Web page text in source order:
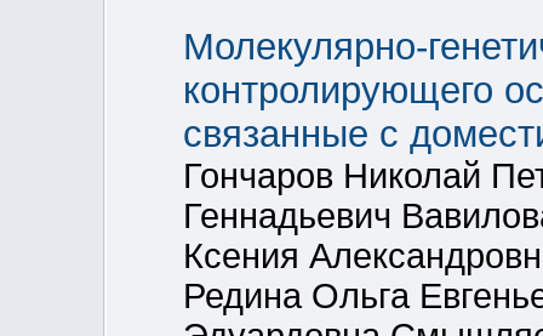
Молекулярно-
контролирующего
связанные с
Гончаров Николай
Геннадьевич
Ксения
Редина Ольга